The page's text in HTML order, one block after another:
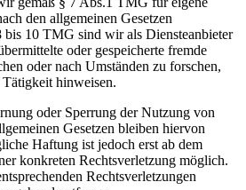
den allgemeinen Gesetzen
10 TMG sind wir als Diensteanbieter
oder gespeicherte fremde
oder nach Umständen zu forschen,
hinweisen.
oder Sperrung der Nutzung von
Gesetzen bleiben hiervon
Haftung ist jedoch erst ab dem
konkreten Rechtsverletzung möglich.
Rechtsverletzungen